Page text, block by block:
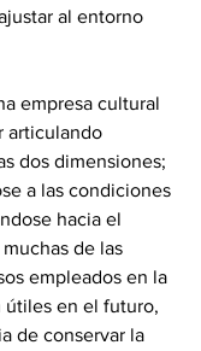
al entorno
empresa cultural
articulando
dos dimensiones;
a las condiciones
hacia el
de las
empleados en la
útiles en el futuro,
de conservar la